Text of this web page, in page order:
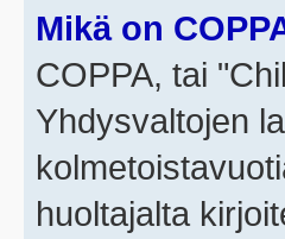
Mikä on
COPPA, tai
Yhdysvaltojen
huoltajalta